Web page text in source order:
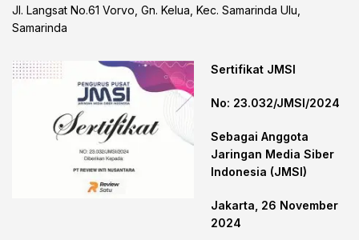
Jl. Langsat No.61 Vorvo, Gn. Kelua, Kec. Samarinda Ulu,
Samarinda
Sertifikat JMSI
No: 23.032/JMSI/2024
Sebagai Anggota
Jaringan Media Siber
Indonesia (JMSI)
Jakarta, 26 November
2024